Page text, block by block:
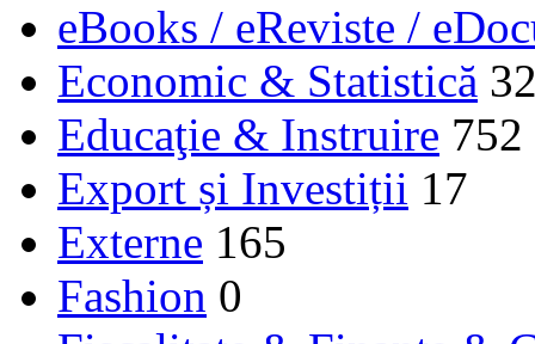
eBooks / eReviste /
Economic & Statistică
Educaţie & Instruire 752
Export și Investiții 17
Externe 165
Fashion 0